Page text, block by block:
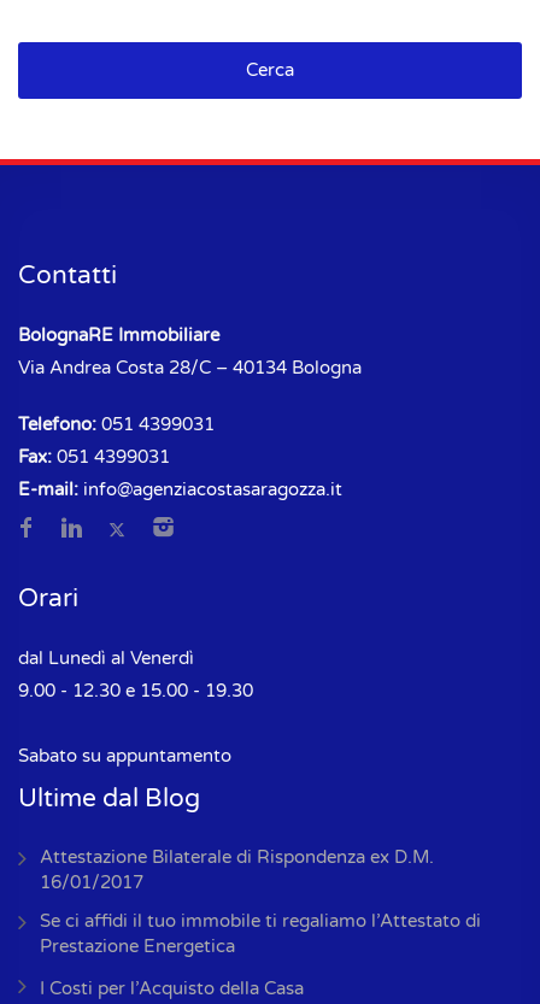
Cerca
Contatti
BolognaRE Immobiliare
Via Andrea Costa 28/C – 40134 Bologna
Telefono: 051 4399031
Fax: 051 4399031
E-mail: info@agenziacostasaragozza.it
Orari
dal Lunedì al Venerdì
9.00 - 12.30 e 15.00 - 19.30
Sabato su appuntamento
Ultime dal Blog
Attestazione Bilaterale di Rispondenza ex D.M.
16/01/2017
Se ci affidi il tuo immobile ti regaliamo l’Attestato di
Prestazione Energetica
I Costi per l’Acquisto della Casa